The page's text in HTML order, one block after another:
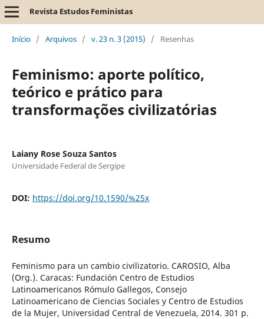
Revista Estudos Feministas
Início / Arquivos / v. 23 n. 3 (2015) / Resenhas
Feminismo: aporte político,
teórico e prático para
transformações civilizatórias
Laiany Rose Souza Santos
Universidade Federal de Sergipe
DOI: https://doi.org/10.1590/%25x
Resumo
Feminismo para un cambio civilizatorio. CAROSIO, Alba
(Org.). Caracas: Fundación Centro de Estudios
Latinoamericanos Rómulo Gallegos, Consejo
Latinoamericano de Ciencias Sociales y Centro de Estudios
de la Mujer, Universidad Central de Venezuela, 2014. 301 p.